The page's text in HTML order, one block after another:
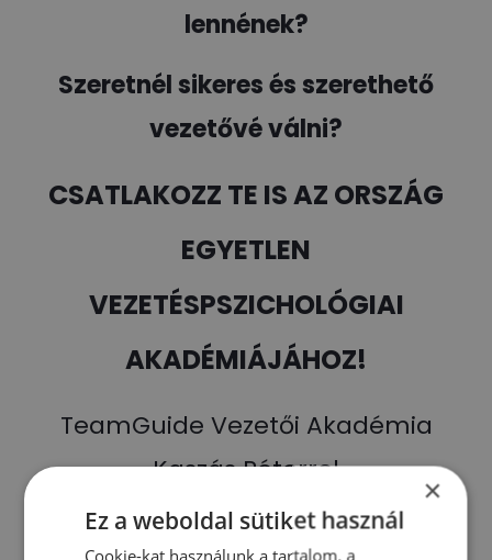
lennének?
Szeretnél sikeres és szerethető
vezetővé válni?
CSATLAKOZZ TE IS AZ ORSZÁG
EGYETLEN
VEZETÉSPSZICHOLÓGIAI
AKADÉMIÁJÁHOZ!
TeamGuide Vezetői Akadémia
Kaszás Péterrel
×
Ez a weboldal sütiket használ
Cookie-kat használunk a tartalom, a